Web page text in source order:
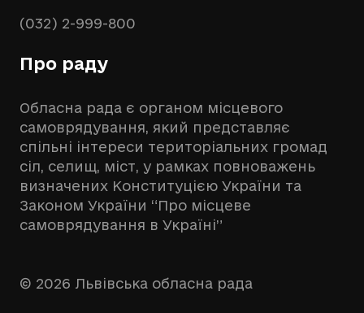
(032) 2-999-800
Про раду
Обласна рада є органом місцевого
самоврядування, який представляє
спільні інтереси територіальних громад
сіл, селищ, міст, у рамках повноважень
визначених Конституцією України та
Законом України “Про місцеве
самоврядування в Україні”
© 2026 Львівська обласна рада